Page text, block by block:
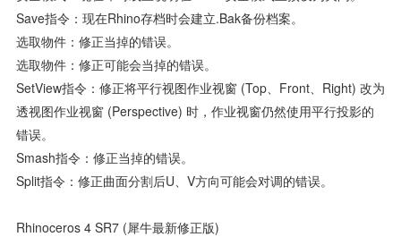
Save指令：现在Rhino存档时会建立.bak备份档案。
选取物件：修正当掉的错误。
选取物件：修正可能会当掉的错误。
SetView指令：修正将平行视图作业视窗 (Top、Front、Right) 改为
透视图作业视窗 (Perspective) 时，作业视窗仍然使用平行投影的
错误。
Smash指令：修正当掉的错误。
Split指令：修正曲面分割后U、V方向可能会对调的错误。
Rhinoceros 4 SR7 (犀牛最新修正版)